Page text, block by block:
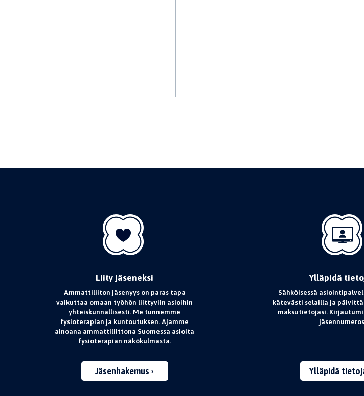
Liity jäseneksi
Ammattiliiton jäsenyys on paras tapa
vaikuttaa omaan työhön liittyviin asioihin
yhteiskunnallisesti. Me tunnemme
fysioterapian ja kuntoutuksen. Ajamme
ainoana ammattiliittona Suomessa asioita
fysioterapian näkökulmasta.
Jäsenhakemus
Ylläpidä
Sähköisessä
kätevästi selailla ja
maksutietojasi.
Ylläpidä